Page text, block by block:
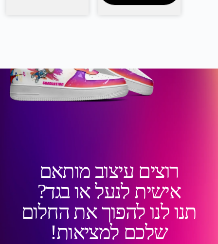
רוצים עיצוב מותאם
אישית לנעל או בגד?
תנו לנו להפוך את החלום
שלכם למציאות!